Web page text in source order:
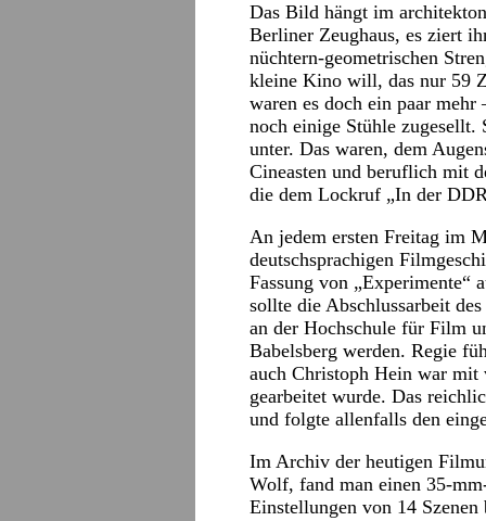
Das Bild hängt im
Berliner Zeughaus, es ziert
nüchtern-geometrischen
kleine Kino will, das nur 59
waren es doch ein paar
noch einige Stühle zugesellt.
unter. Das waren, dem
Cineasten und beruflich mit
die dem Lockruf „In der
An jedem ersten Freitag im
deutschsprachigen
Fassung von „Experimente“
sollte die Abschlussarbeit
an der Hochschule für Film
Babelsberg werden. Regie
auch Christoph Hein war mit
gearbeitet wurde. Das
und folgte allenfalls den
Im Archiv der heutigen
Wolf, fand man einen 35-
Einstellungen von 14 Szenen